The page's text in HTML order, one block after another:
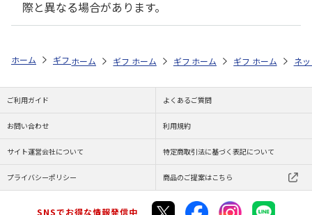
際と異なる場合があります。
ホーム ギフト通販 フラワーギフト 「用途」で選ぶ お悔やみ
ホーム ギフト通販 フラワーギフト 「スタイル」で
ホーム ギフト通販 フラワーギフト
ホーム ギフト通販 フ
ホーム ネ
ご利用ガイド よくあるご質問
お問い合わせ 利用規約
サイト運営会社について 特定商取引法に基づく表記について
プライバシーポリシー 商品のご提案はこちら
SNSでお得な情報発信中